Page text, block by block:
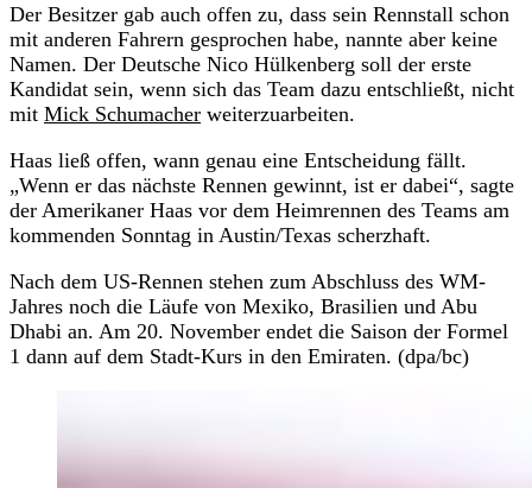
Der Besitzer gab auch offen zu, dass sein Rennstall schon
mit anderen Fahrern gesprochen habe, nannte aber keine
Namen. Der Deutsche Nico Hülkenberg soll der erste
Kandidat sein, wenn sich das Team dazu entschließt, nicht
mit Mick Schumacher weiterzuarbeiten.
Haas ließ offen, wann genau eine Entscheidung fällt.
„Wenn er das nächste Rennen gewinnt, ist er dabei“, sagte
der Amerikaner Haas vor dem Heimrennen des Teams am
kommenden Sonntag in Austin/Texas scherzhaft.
Nach dem US-Rennen stehen zum Abschluss des WM-
Jahres noch die Läufe von Mexiko, Brasilien und Abu
Dhabi an. Am 20. November endet die Saison der Formel
1 dann auf dem Stadt-Kurs in den Emiraten. (dpa/bc)